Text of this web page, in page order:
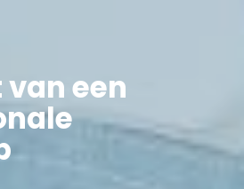
een